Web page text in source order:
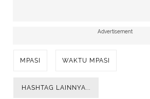
Advertisement
MPASI WAKTU MPASI
HASHTAG LAINNYA...